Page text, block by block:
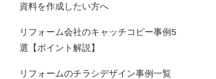
資料を作成したい方へ
リフォーム会社のキャッチコピー事例5
選【ポイント解説】
リフォームのチラシデザイン事例一覧